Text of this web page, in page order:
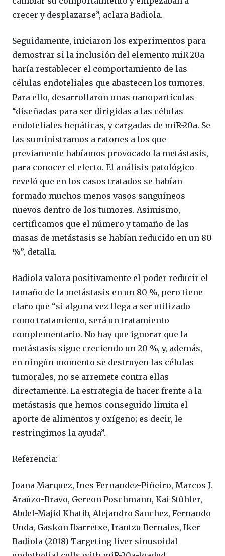
crecer y desplazarse”, aclara Badiola.
Seguidamente, iniciaron los experimentos para
demostrar si la inclusión del elemento miR-20a
haría restablecer el comportamiento de las
células endoteliales que abastecen los tumores.
Para ello, desarrollaron unas nanopartículas
“diseñadas para ser dirigidas a las células
endoteliales hepáticas, y cargadas de miR-20a. Se
las suministramos a ratones a los que
previamente habíamos provocado la metástasis,
para conocer el efecto. El análisis patológico
reveló que en los casos tratados se habían
formado muchos menos vasos sanguíneos
nuevos dentro de los tumores. Asimismo,
certificamos que el número y tamaño de las
masas de metástasis se habían reducido en un 80
%”, detalla.
Badiola valora positivamente el poder reducir el
tamaño de la metástasis en un 80 %, pero tiene
claro que “si alguna vez llega a ser utilizado
como tratamiento, será un tratamiento
complementario. No hay que ignorar que la
metástasis sigue creciendo un 20 %, y, además,
en ningún momento se destruyen las células
tumorales, no se arremete contra ellas
directamente. La estrategia de hacer frente a la
metástasis que hemos conseguido limita el
aporte de alimentos y oxígeno; es decir, le
restringimos la ayuda”.
Referencia:
Joana Marquez, Ines Fernandez-Piñeiro, Marcos J.
Araúzo-Bravo, Gereon Poschmann, Kai Stühler,
Abdel-Majid Khatib, Alejandro Sanchez, Fernando
Unda, Gaskon Ibarretxe, Irantzu Bernales, Iker
Badiola (2018) Targeting liver sinusoidal